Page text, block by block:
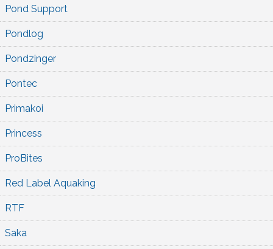
Pond Support
Pondlog
Pondzinger
Pontec
Primakoi
Princess
ProBites
Red Label Aquaking
RTF
Saka